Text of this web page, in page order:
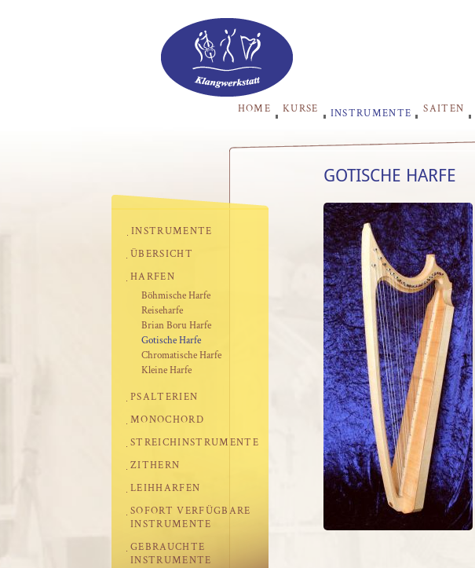
HOME KURSE INSTRUMENTE SAITEN
GOTISCHE HARFE
INSTRUMENTE
ÜBERSICHT
HARFEN
Böhmische Harfe
Reiseharfe
Brian Boru Harfe
Gotische Harfe
Chromatische Harfe
Kleine Harfe
PSALTERIEN
MONOCHORD
STREICHINSTRUMENTE
ZITHERN
LEIHHARFEN
SOFORT VERFÜGBARE
INSTRUMENTE
GEBRAUCHTE
INSTRUMENTE